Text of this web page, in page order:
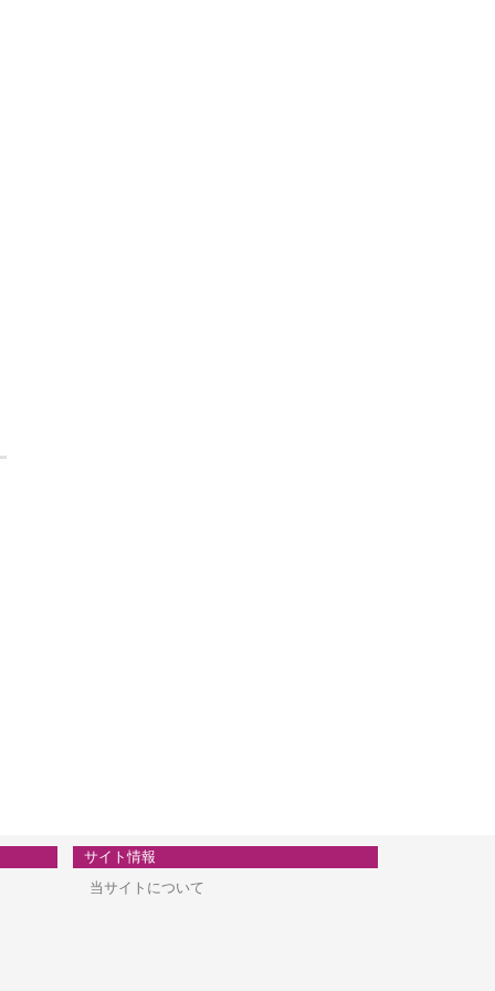
サイト情報
当サイトについて